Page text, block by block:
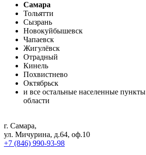
Самара
Тольятти
Сызрань
Новокуйбышевск
Чапаевск
Жигулёвск
Отрадный
Кинель
Похвистнево
Октябрьск
и все остальные населенные
области
г. Самара,
ул. Мичурина, д.64, оф.10
+7 (846) 990-93-98